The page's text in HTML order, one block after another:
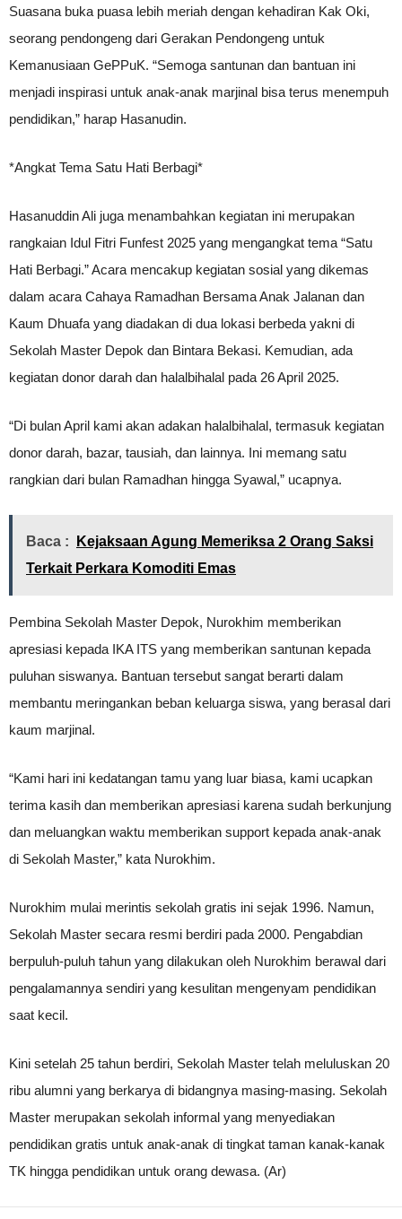
Suasana buka puasa lebih meriah dengan kehadiran Kak Oki,
seorang pendongeng dari Gerakan Pendongeng untuk
Kemanusiaan GePPuK. “Semoga santunan dan bantuan ini
menjadi inspirasi untuk anak-anak marjinal bisa terus menempuh
pendidikan,” harap Hasanudin.
*Angkat Tema Satu Hati Berbagi*
Hasanuddin Ali juga menambahkan kegiatan ini merupakan
rangkaian Idul Fitri Funfest 2025 yang mengangkat tema “Satu
Hati Berbagi.” Acara mencakup kegiatan sosial yang dikemas
dalam acara Cahaya Ramadhan Bersama Anak Jalanan dan
Kaum Dhuafa yang diadakan di dua lokasi berbeda yakni di
Sekolah Master Depok dan Bintara Bekasi. Kemudian, ada
kegiatan donor darah dan halalbihalal pada 26 April 2025.
“Di bulan April kami akan adakan halalbihalal, termasuk kegiatan
donor darah, bazar, tausiah, dan lainnya. Ini memang satu
rangkian dari bulan Ramadhan hingga Syawal,” ucapnya.
Baca :
Kejaksaan Agung Memeriksa 2 Orang Saksi
Terkait Perkara Komoditi Emas
Pembina Sekolah Master Depok, Nurokhim memberikan
apresiasi kepada IKA ITS yang memberikan santunan kepada
puluhan siswanya. Bantuan tersebut sangat berarti dalam
membantu meringankan beban keluarga siswa, yang berasal dari
kaum marjinal.
“Kami hari ini kedatangan tamu yang luar biasa, kami ucapkan
terima kasih dan memberikan apresiasi karena sudah berkunjung
dan meluangkan waktu memberikan support kepada anak-anak
di Sekolah Master,” kata Nurokhim.
Nurokhim mulai merintis sekolah gratis ini sejak 1996. Namun,
Sekolah Master secara resmi berdiri pada 2000. Pengabdian
berpuluh-puluh tahun yang dilakukan oleh Nurokhim berawal dari
pengalamannya sendiri yang kesulitan mengenyam pendidikan
saat kecil.
Kini setelah 25 tahun berdiri, Sekolah Master telah meluluskan 20
ribu alumni yang berkarya di bidangnya masing-masing. Sekolah
Master merupakan sekolah informal yang menyediakan
pendidikan gratis untuk anak-anak di tingkat taman kanak-kanak
TK hingga pendidikan untuk orang dewasa. (Ar)